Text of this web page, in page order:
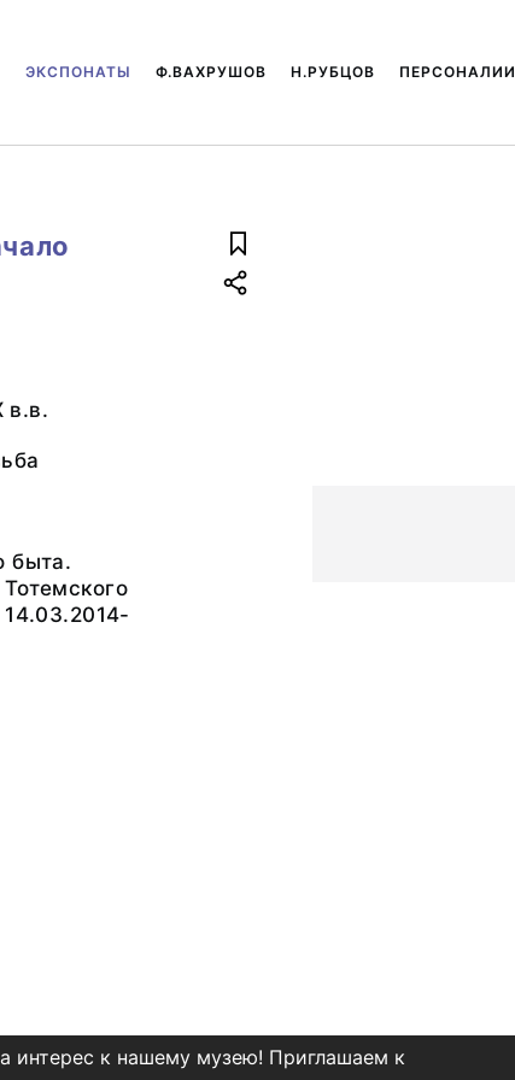
ЭКСПОНАТЫ Ф.ВАХРУШОВ Н.РУБЦОВ ПЕРСОНАЛИИ
в.в.
быта.
14.03.2014-
интерес к нашему музею! Приглашаем к